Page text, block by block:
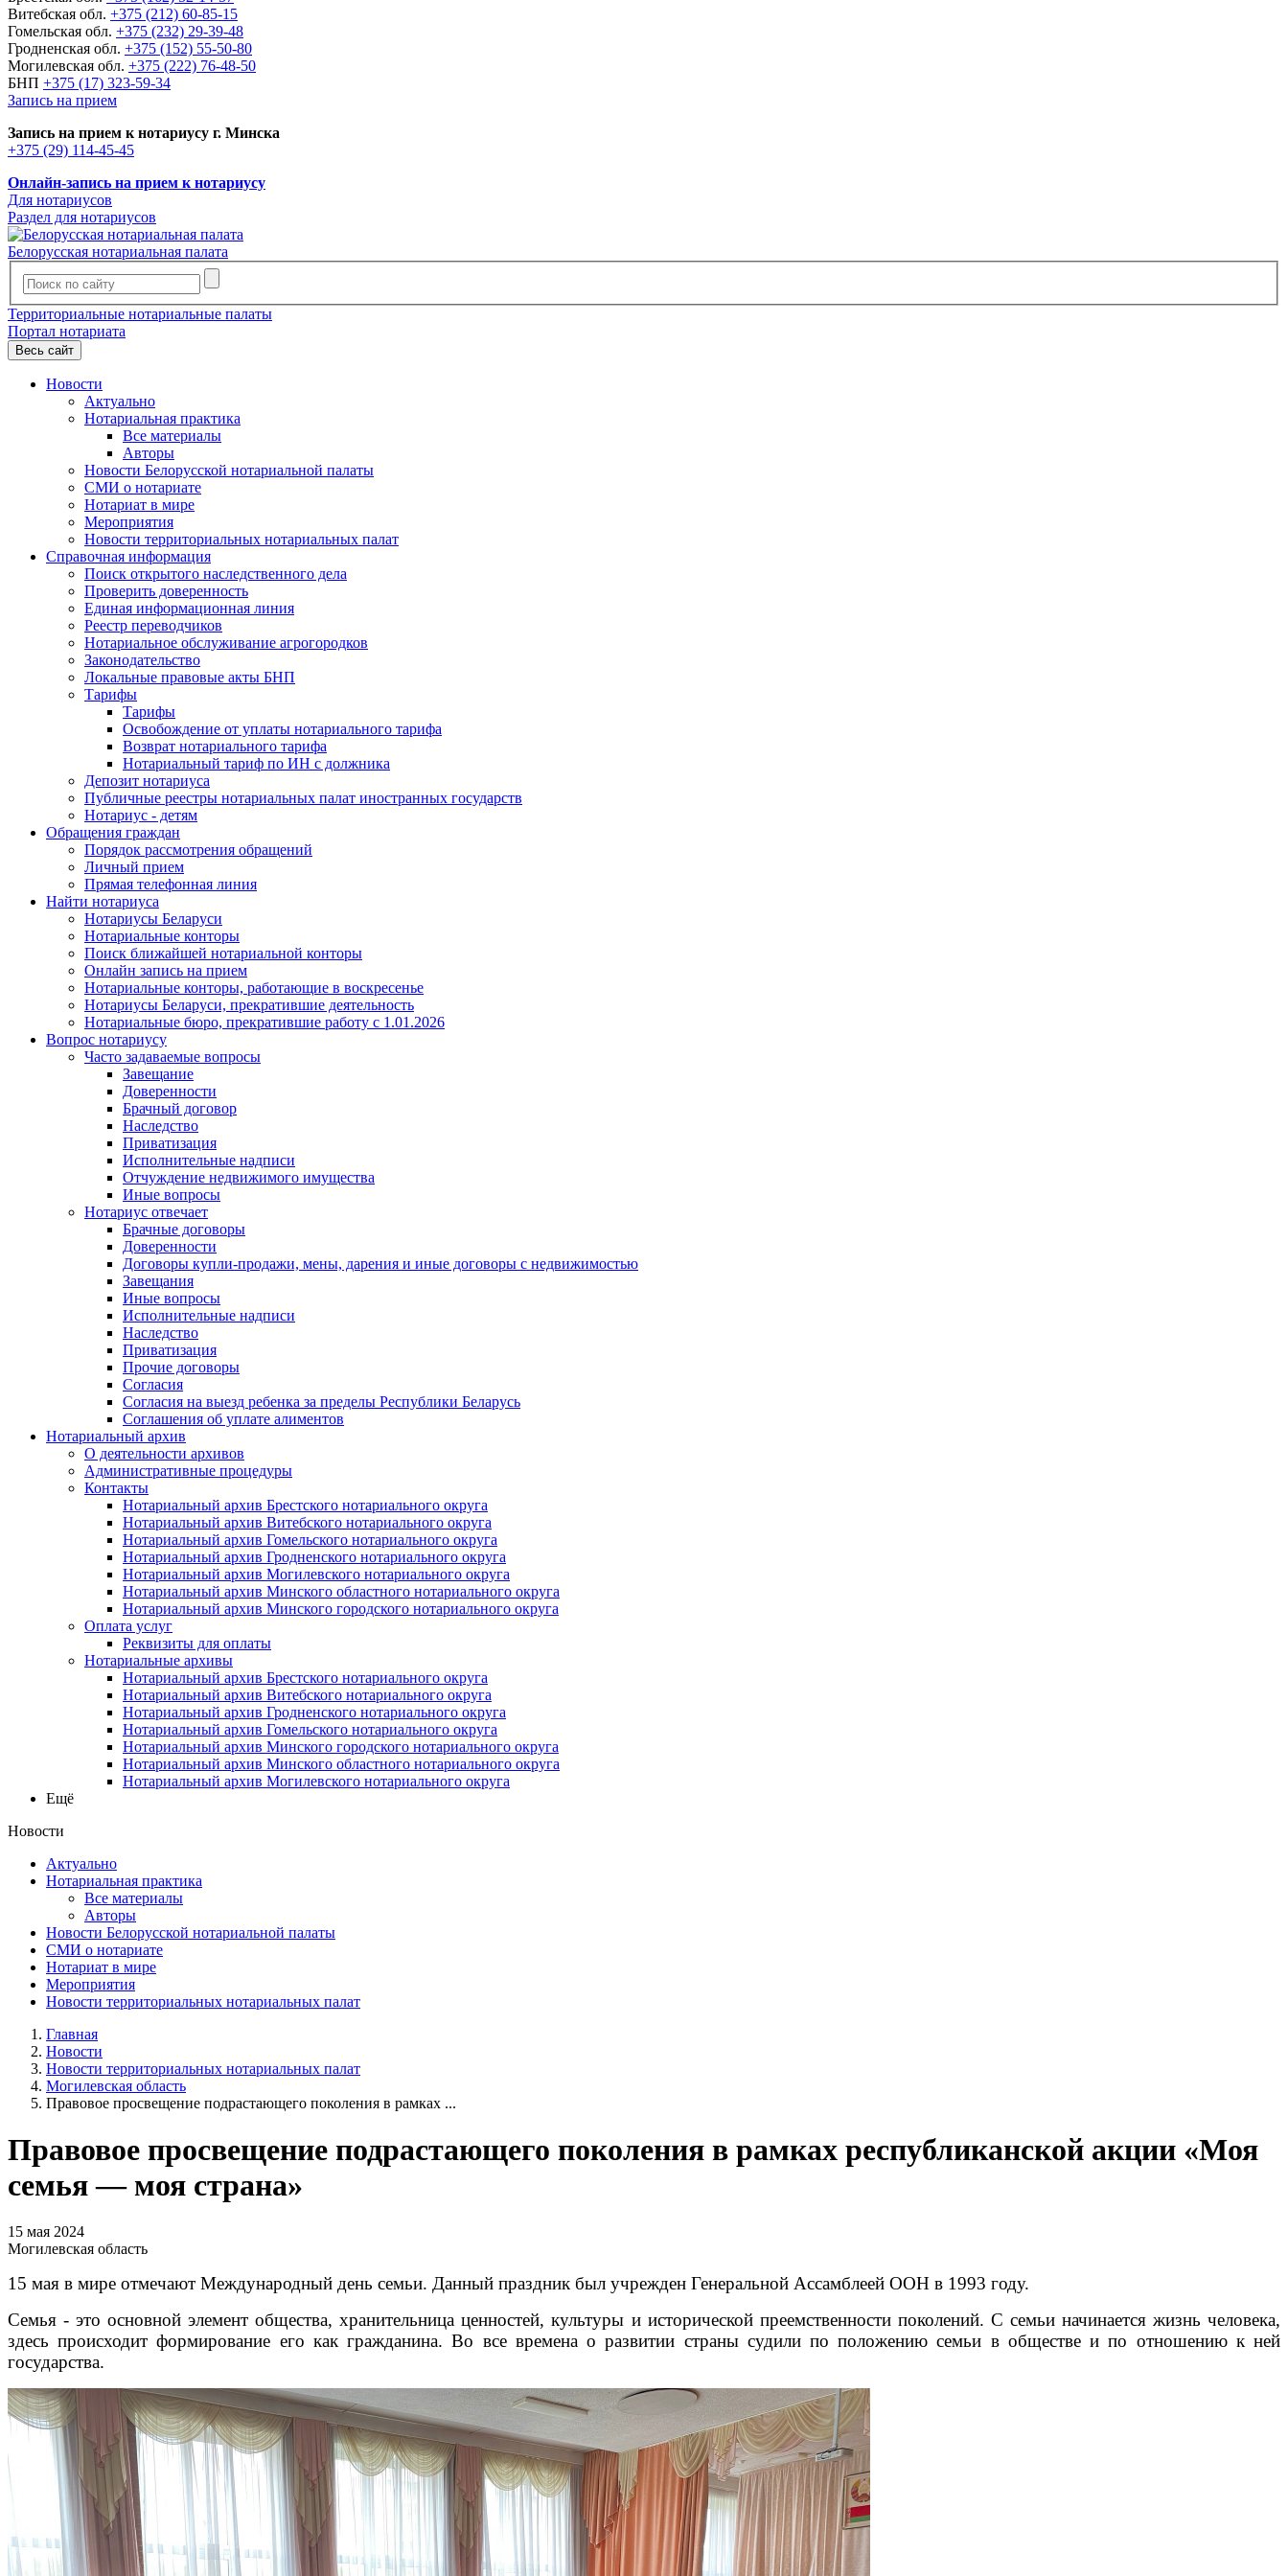
Витебская обл. +375 (212) 60-85-15
Гомельская обл. +375 (232) 29-39-48
Гродненская обл. +375 (152) 55-50-80
Могилевская обл. +375 (222) 76-48-50
БНП +375 (17) 323-59-34
Запись на прием
Запись на прием к нотариусу г. Минска
+375 (29) 114-45-45
Онлайн-запись на прием к нотариусу
Для нотариусов
Раздел для нотариусов
Белорусская нотариальная палата
Территориальные нотариальные палаты
Портал нотариата
Весь сайт
Новости
Актуально
Нотариальная практика
Все материалы
Авторы
Новости Белорусской нотариальной палаты
СМИ о нотариате
Нотариат в мире
Мероприятия
Новости территориальных нотариальных палат
Справочная информация
Поиск открытого наследственного дела
Проверить доверенность
Единая информационная линия
Реестр переводчиков
Нотариальное обслуживание агрогородков
Законодательство
Локальные правовые акты БНП
Тарифы
Тарифы
Освобождение от уплаты нотариального тарифа
Возврат нотариального тарифа
Нотариальный тариф по ИН с должника
Депозит нотариуса
Публичные реестры нотариальных палат иностранных государств
Нотариус - детям
Обращения граждан
Порядок рассмотрения обращений
Личный прием
Прямая телефонная линия
Найти нотариуса
Нотариусы Беларуси
Нотариальные конторы
Поиск ближайшей нотариальной конторы
Онлайн запись на прием
Нотариальные конторы, работающие в воскресенье
Нотариусы Беларуси, прекратившие деятельность
Нотариальные бюро, прекратившие работу с 1.01.2026
Вопрос нотариусу
Часто задаваемые вопросы
Завещание
Доверенности
Брачный договор
Наследство
Приватизация
Исполнительные надписи
Отчуждение недвижимого имущества
Иные вопросы
Нотариус отвечает
Брачные договоры
Доверенности
Договоры купли-продажи, мены, дарения и иные договоры с недвижимостью
Завещания
Иные вопросы
Исполнительные надписи
Наследство
Приватизация
Прочие договоры
Согласия
Согласия на выезд ребенка за пределы Республики Беларусь
Соглашения об уплате алиментов
Нотариальный архив
О деятельности архивов
Административные процедуры
Контакты
Нотариальный архив Брестского нотариального округа
Нотариальный архив Витебского нотариального округа
Нотариальный архив Гомельского нотариального округа
Нотариальный архив Гродненского нотариального округа
Нотариальный архив Могилевского нотариального округа
Нотариальный архив Минского областного нотариального округа
Нотариальный архив Минского городского нотариального округа
Оплата услуг
Реквизиты для оплаты
Нотариальные архивы
Нотариальный архив Брестского нотариального округа
Нотариальный архив Витебского нотариального округа
Нотариальный архив Гродненского нотариального округа
Нотариальный архив Гомельского нотариального округа
Нотариальный архив Минского городского нотариального округа
Нотариальный архив Минского областного нотариального округа
Нотариальный архив Могилевского нотариального округа
Ещё
Новости
Актуально
Нотариальная практика
Все материалы
Авторы
Новости Белорусской нотариальной палаты
СМИ о нотариате
Нотариат в мире
Мероприятия
Новости территориальных нотариальных палат
Главная
Новости
Новости территориальных нотариальных палат
Могилевская область
Правовое просвещение подрастающего поколения в рамках ...
Правовое просвещение подрастающего поколения в рамках республиканской акции «Моя
семья — моя страна»
15 мая 2024
Могилевская область
15 мая в мире отмечают Международный день семьи. Данный праздник был учрежден Генеральной Ассамблеей ООН в 1993 году.
Семья - это основной элемент общества, хранительница ценностей, культуры и исторической преемственности поколений. С семьи начинается жизнь человека,
здесь происходит формирование его как гражданина. Во все времена о развитии страны судили по положению семьи в обществе и по отношению к ней
государства.